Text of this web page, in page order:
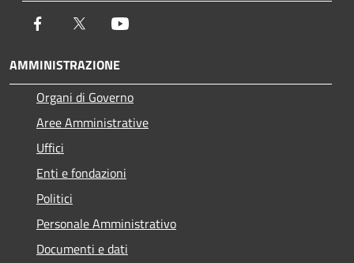
Facebook Twitter
AMMINISTRAZIONE
Organi di Governo
Aree Amministrative
Uffici
Enti e fondazioni
Politici
Personale Amministrativo
Documenti e dati